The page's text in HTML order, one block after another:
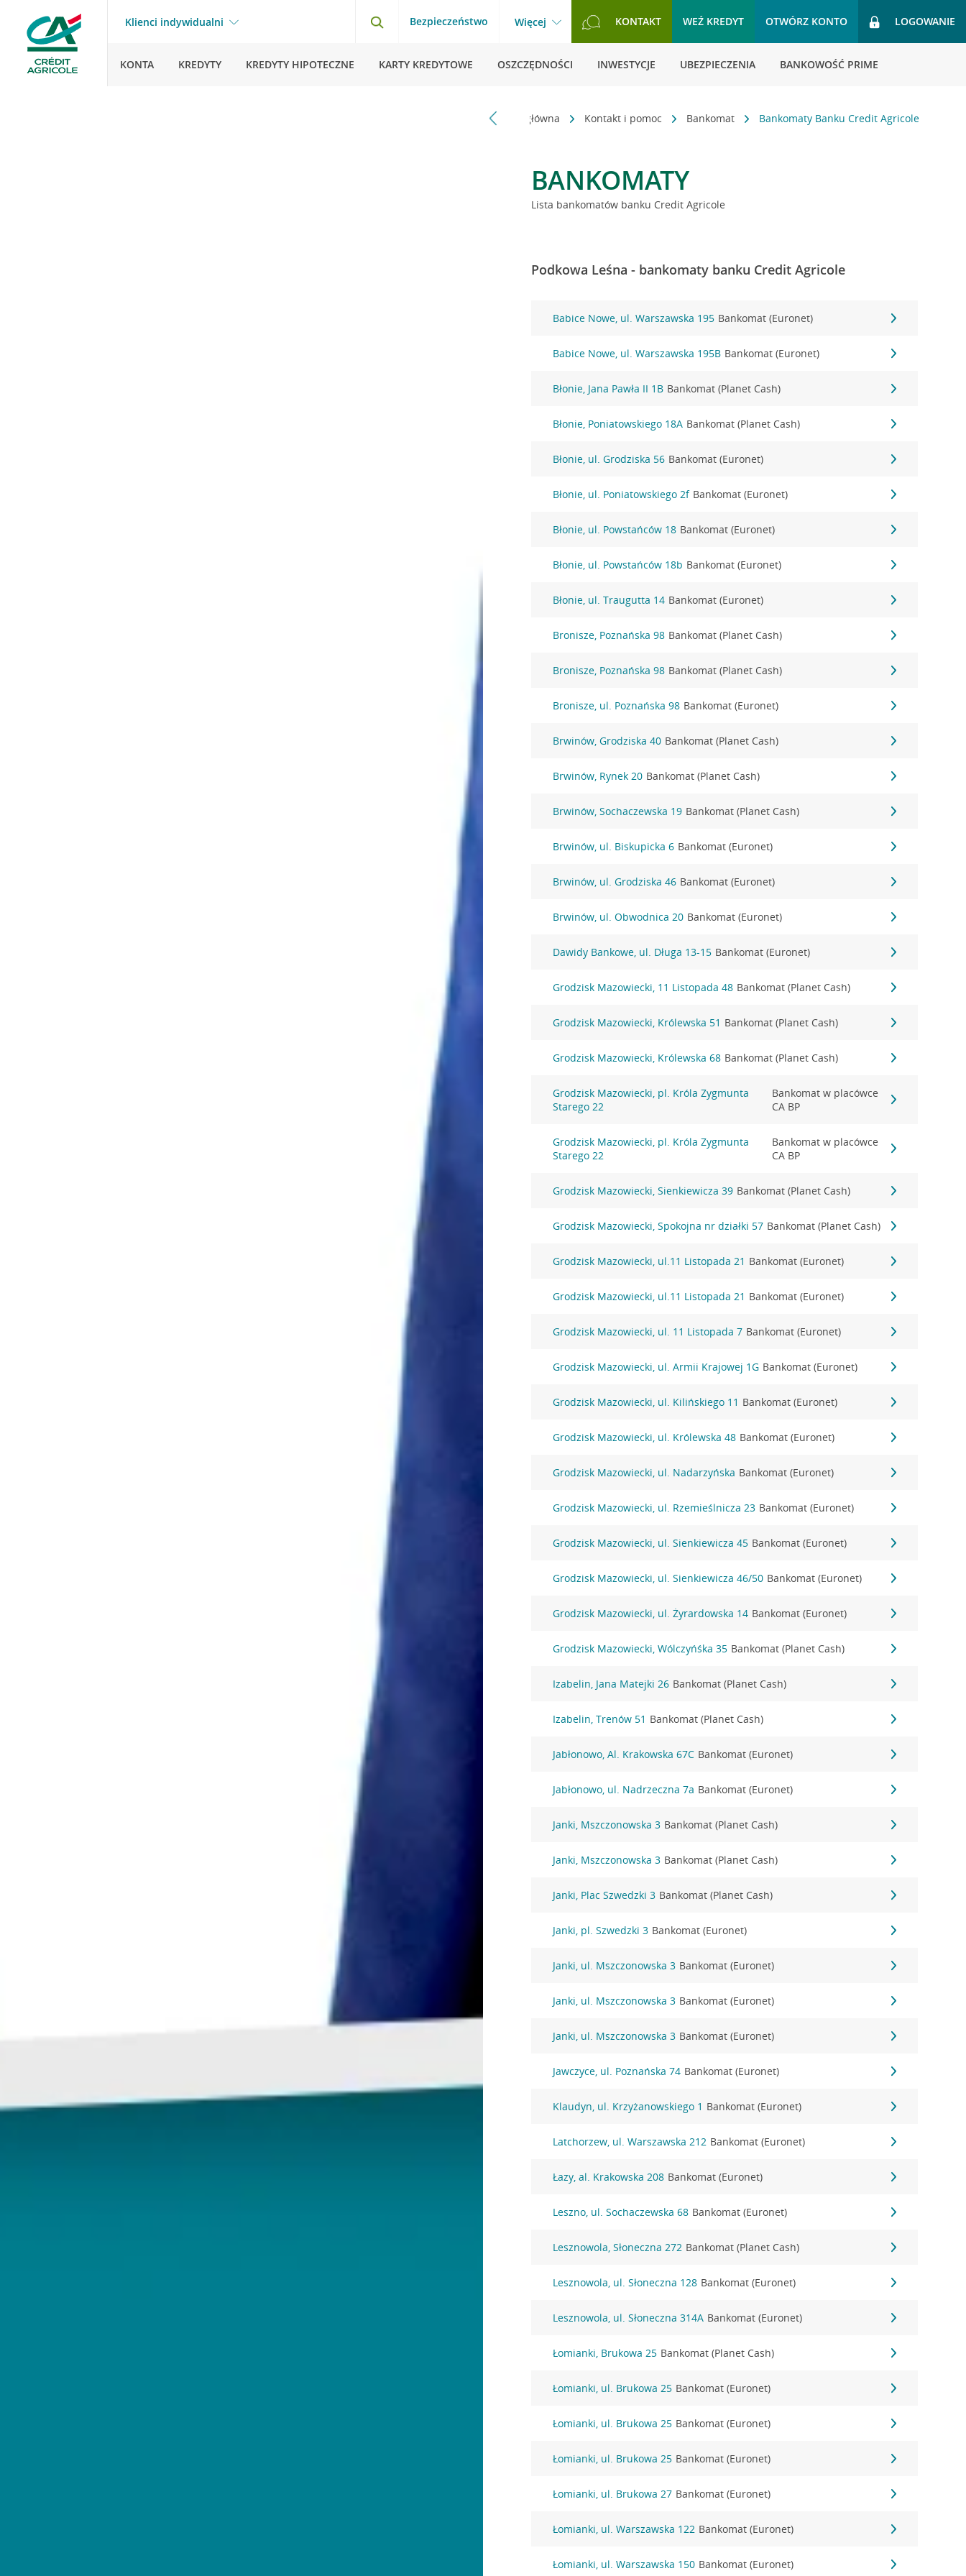
Klienci indywidualni Bezpieczeństwo Więcej KONTAKT WEŹ KREDYT OTWÓRZ KONTO LOGOWANIE
KONTA KREDYTY KREDYTY HIPOTECZNE KARTY KREDYTOWE OSZCZĘDNOŚCI INWESTYCJE UBEZPIECZENIA BANKOWOŚĆ PRIME
Strona główna Kontakt i pomoc Bankomat Bankomaty Banku Credit Agricole
BANKOMATY
Lista bankomatów banku Credit Agricole
Podkowa Leśna - bankomaty banku Credit Agricole
Babice Nowe, ul. Warszawska 195 Bankomat (Euronet)
Babice Nowe, ul. Warszawska 195B Bankomat (Euronet)
Błonie, Jana Pawła II 1B Bankomat (Planet Cash)
Błonie, Poniatowskiego 18A Bankomat (Planet Cash)
Błonie, ul. Grodziska 56 Bankomat (Euronet)
Błonie, ul. Poniatowskiego 2f Bankomat (Euronet)
Błonie, ul. Powstańców 18 Bankomat (Euronet)
Błonie, ul. Powstańców 18b Bankomat (Euronet)
Błonie, ul. Traugutta 14 Bankomat (Euronet)
Bronisze, Poznańska 98 Bankomat (Planet Cash)
Bronisze, Poznańska 98 Bankomat (Planet Cash)
Bronisze, ul. Poznańska 98 Bankomat (Euronet)
Brwinów, Grodziska 40 Bankomat (Planet Cash)
Brwinów, Rynek 20 Bankomat (Planet Cash)
Brwinów, Sochaczewska 19 Bankomat (Planet Cash)
Brwinów, ul. Biskupicka 6 Bankomat (Euronet)
Brwinów, ul. Grodziska 46 Bankomat (Euronet)
Brwinów, ul. Obwodnica 20 Bankomat (Euronet)
Dawidy Bankowe, ul. Długa 13-15 Bankomat (Euronet)
Grodzisk Mazowiecki, 11 Listopada 48 Bankomat (Planet Cash)
Grodzisk Mazowiecki, Królewska 51 Bankomat (Planet Cash)
Grodzisk Mazowiecki, Królewska 68 Bankomat (Planet Cash)
Grodzisk Mazowiecki, pl. Króla Zygmunta
Starego 22
Bankomat w placówce
CA BP
Grodzisk Mazowiecki, pl. Króla Zygmunta
Starego 22
Bankomat w placówce
CA BP
Grodzisk Mazowiecki, Sienkiewicza 39 Bankomat (Planet Cash)
Grodzisk Mazowiecki, Spokojna nr działki 57 Bankomat (Planet Cash)
Grodzisk Mazowiecki, ul.11 Listopada 21 Bankomat (Euronet)
Grodzisk Mazowiecki, ul.11 Listopada 21 Bankomat (Euronet)
Grodzisk Mazowiecki, ul. 11 Listopada 7 Bankomat (Euronet)
Grodzisk Mazowiecki, ul. Armii Krajowej 1G Bankomat (Euronet)
Grodzisk Mazowiecki, ul. Kilińskiego 11 Bankomat (Euronet)
Grodzisk Mazowiecki, ul. Królewska 48 Bankomat (Euronet)
Grodzisk Mazowiecki, ul. Nadarzyńska Bankomat (Euronet)
Grodzisk Mazowiecki, ul. Rzemieślnicza 23 Bankomat (Euronet)
Grodzisk Mazowiecki, ul. Sienkiewicza 45 Bankomat (Euronet)
Grodzisk Mazowiecki, ul. Sienkiewicza 46/50 Bankomat (Euronet)
Grodzisk Mazowiecki, ul. Żyrardowska 14 Bankomat (Euronet)
Grodzisk Mazowiecki, Wólczyńśka 35 Bankomat (Planet Cash)
Izabelin, Jana Matejki 26 Bankomat (Planet Cash)
Izabelin, Trenów 51 Bankomat (Planet Cash)
Jabłonowo, Al. Krakowska 67C Bankomat (Euronet)
Jabłonowo, ul. Nadrzeczna 7a Bankomat (Euronet)
Janki, Mszczonowska 3 Bankomat (Planet Cash)
Janki, Mszczonowska 3 Bankomat (Planet Cash)
Janki, Plac Szwedzki 3 Bankomat (Planet Cash)
Janki, pl. Szwedzki 3 Bankomat (Euronet)
Janki, ul. Mszczonowska 3 Bankomat (Euronet)
Janki, ul. Mszczonowska 3 Bankomat (Euronet)
Janki, ul. Mszczonowska 3 Bankomat (Euronet)
Jawczyce, ul. Poznańska 74 Bankomat (Euronet)
Klaudyn, ul. Krzyżanowskiego 1 Bankomat (Euronet)
Latchorzew, ul. Warszawska 212 Bankomat (Euronet)
Łazy, al. Krakowska 208 Bankomat (Euronet)
Leszno, ul. Sochaczewska 68 Bankomat (Euronet)
Lesznowola, Słoneczna 272 Bankomat (Planet Cash)
Lesznowola, ul. Słoneczna 128 Bankomat (Euronet)
Lesznowola, ul. Słoneczna 314A Bankomat (Euronet)
Łomianki, Brukowa 25 Bankomat (Planet Cash)
Łomianki, ul. Brukowa 25 Bankomat (Euronet)
Łomianki, ul. Brukowa 25 Bankomat (Euronet)
Łomianki, ul. Brukowa 25 Bankomat (Euronet)
Łomianki, ul. Brukowa 27 Bankomat (Euronet)
Łomianki, ul. Warszawska 122 Bankomat (Euronet)
Łomianki, ul. Warszawska 150 Bankomat (Euronet)